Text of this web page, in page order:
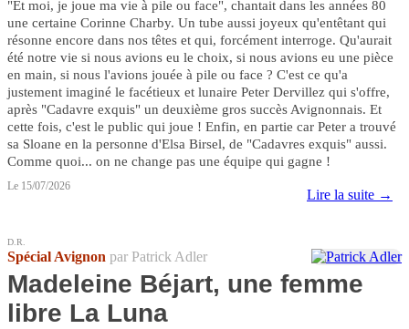
"Et moi, je joue ma vie à pile ou face", chantait dans les années 80
une certaine Corinne Charby. Un tube aussi joyeux qu'entêtant qui
résonne encore dans nos têtes et qui, forcément interroge. Qu'aurait
été notre vie si nous avions eu le choix, si nous avions eu une pièce
en main, si nous l'avions jouée à pile ou face ? C'est ce qu'a
justement imaginé le facétieux et lunaire Peter Dervillez qui s'offre,
après "Cadavre exquis" un deuxième gros succès Avignonnais. Et
cette fois, c'est le public qui joue ! Enfin, en partie car Peter a trouvé
sa Sloane en la personne d'Elsa Birsel, de "Cadavres exquis" aussi.
Comme quoi... on ne change pas une équipe qui gagne !
Le 15/07/2026
Lire la suite →
D.R.
Spécial Avignon par Patrick Adler
Madeleine Béjart, une femme
libre La Luna